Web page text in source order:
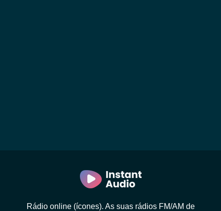
Rádio online (ícones). As suas rádios FM/AM de